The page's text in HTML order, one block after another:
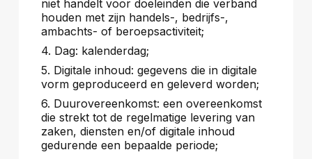
niet handelt voor doeleinden die verband
houden met zijn handels-, bedrijfs-,
ambachts- of beroepsactiviteit;
4. Dag: kalenderdag;
5. Digitale inhoud: gegevens die in digitale
vorm geproduceerd en geleverd worden;
6. Duurovereenkomst: een overeenkomst
die strekt tot de regelmatige levering van
zaken, diensten en/of digitale inhoud
gedurende een bepaalde periode;